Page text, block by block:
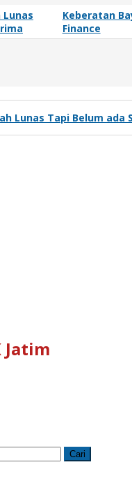
Lunas
Keberatan
Finance
Lunas Tapi Belum ada
Jatim